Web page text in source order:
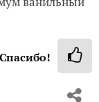
Спасибо!